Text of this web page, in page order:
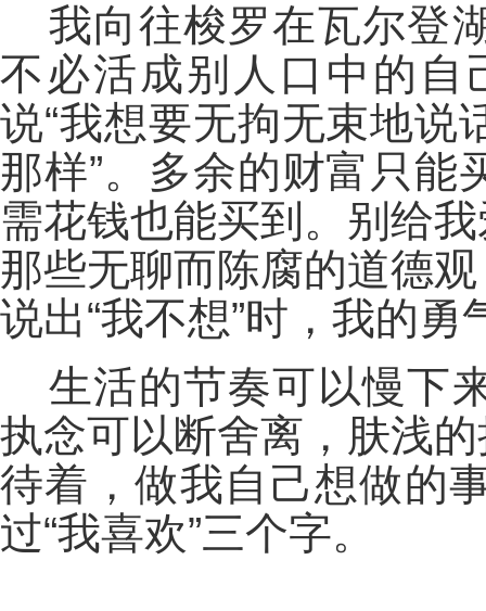
我向往梭罗在瓦尔登
不必活成别人口中的自
说“我想要无拘无束地说
那样”。多余的财富只
需花钱也能买到。别给
那些无聊而陈腐的道德
说出“我不想”时，我的
生活的节奏可以慢下
执念可以断舍离，肤浅
待着，做我自己想做的
过“我喜欢”三个字。